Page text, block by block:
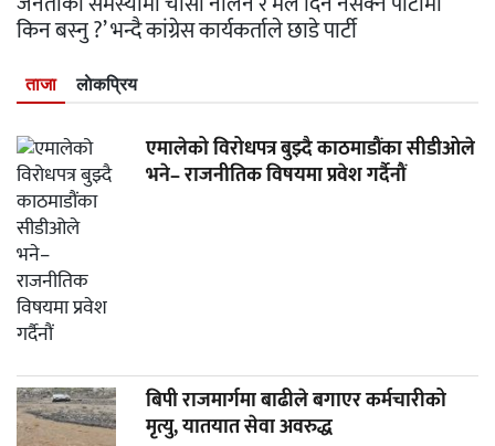
किन बस्नु ?’ भन्दै कांग्रेस कार्यकर्ताले छाडे पार्टी
ताजा लाेकप्रिय
एमालेको विरोधपत्र बुझ्दै काठमाडौंका सीडीओले
भने– राजनीतिक विषयमा प्रवेश गर्दैनौं
बिपी राजमार्गमा बाढीले बगाएर कर्मचारीको
मृत्यु, यातयात सेवा अवरुद्ध